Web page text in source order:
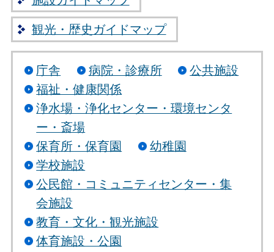
観光・歴史ガイドマップ
庁舎 病院・診療所
公共施設
福祉・健康関係
浄水場・浄化センター・環境センタ
ー・斎場
保育所・保育園
幼稚園
学校施設
公民館・コミュニティセンター・集
会施設
教育・文化・観光施設
体育施設・公園